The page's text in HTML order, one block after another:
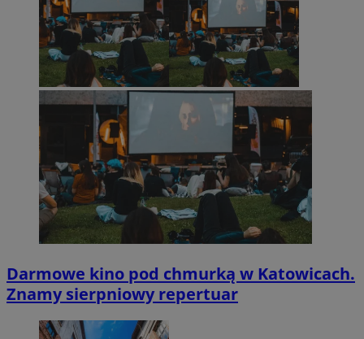
Darmowe kino pod chmurką w Katowicach.
Znamy sierpniowy repertuar